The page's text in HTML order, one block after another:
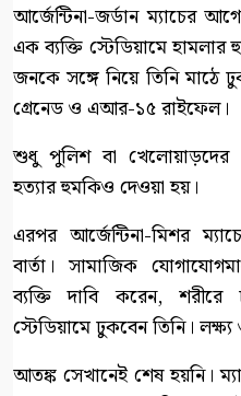
আর্জেন্টিনা-জর্ডান ম্যাচের
এক ব্যক্তি স্টেডিয়ামে
জনকে সঙ্গে নিয়ে তিনি মাঠে
গ্রেনেড ও এআর-১৫ রাইফেল।
শুধু পুলিশ বা খেলোয়াড়দের
হত্যার হুমকিও দেওয়া হয়।
এরপর আর্জেন্টিনা-মিশর
বার্তা। সামাজিক
ব্যক্তি দাবি করেন, শরীরে
স্টেডিয়ামে ঢুকবেন তিনি।
আতঙ্ক সেখানেই শেষ হয়নি।